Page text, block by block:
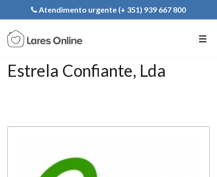
Registe a sua Instituição
Atendimento urgente (+ 351) 939 667 800
Estrela Confiante, Lda